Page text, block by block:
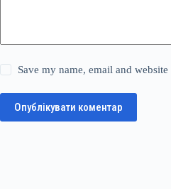
Save my name, email and
Опублікувати коментар